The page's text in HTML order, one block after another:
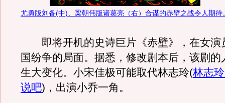
尤勇版刘备(中)、梁朝伟版诸葛亮（右）合谋的赤壁之战令人期待
即将开机的史诗巨片《赤壁》，在女演
国纷争的局面。据悉，修改剧本后，该剧的
生大变化。小宋佳极可能取代林志玲(林志
说吧) ，出演小乔一角。